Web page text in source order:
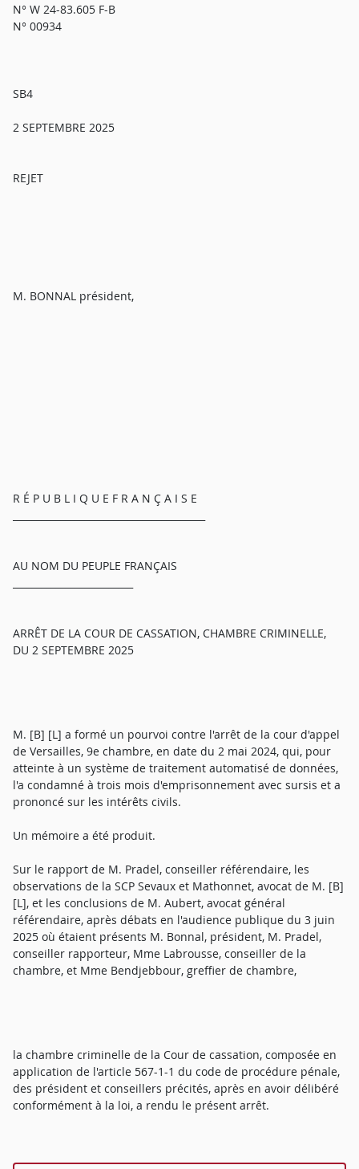
N° W 24-83.605 F-B
N° 00934
SB4
2 SEPTEMBRE 2025
REJET
M. BONNAL président,
R É P U B L I Q U E F R A N Ç A I S E
AU NOM DU PEUPLE FRANÇAIS
ARRÊT DE LA COUR DE CASSATION, CHAMBRE CRIMINELLE,
DU 2 SEPTEMBRE 2025
M. [B] [L] a formé un pourvoi contre l'arrêt de la cour d'appel
de Versailles, 9e chambre, en date du 2 mai 2024, qui, pour
atteinte à un système de traitement automatisé de données,
l'a condamné à trois mois d'emprisonnement avec sursis et a
prononcé sur les intérêts civils.
Un mémoire a été produit.
Sur le rapport de M. Pradel, conseiller référendaire, les
observations de la SCP Sevaux et Mathonnet, avocat de M. [B]
[L], et les conclusions de M. Aubert, avocat général
référendaire, après débats en l'audience publique du 3 juin
2025 où étaient présents M. Bonnal, président, M. Pradel,
conseiller rapporteur, Mme Labrousse, conseiller de la
chambre, et Mme Bendjebbour, greffier de chambre,
la chambre criminelle de la Cour de cassation, composée en
application de l'article 567-1-1 du code de procédure pénale,
des président et conseillers précités, après en avoir délibéré
conformément à la loi, a rendu le présent arrêt.